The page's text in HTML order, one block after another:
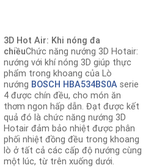
3D Hot Air: Khi nóng đa
chiềuChức năng nướng 3D Hotair:
nướng với khí nóng 3D giúp thực
phẩm trong khoang của Lò
nướng BOSCH HBA534BS0A serie
4 được chín đều, cho món ăn
thơm ngon hấp dẫn. Đạt được kết
quả đó là chức năng nướng 3D
Hotair đảm bảo nhiệt được phân
phối nhiệt đồng đều trong khoang
lò ở tất cả các cấp độ nướng cùng
một lúc, từ trên xuống dưới.